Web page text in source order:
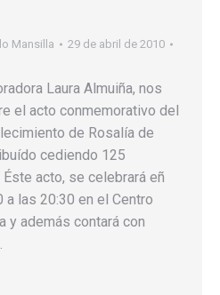
Mansilla
29 de abril de 2010
Laura Almuiña, nos
el acto conmemorativo del
de Rosalía de
cediendo 125
acto, se celebrará eñ
las 20:30 en el Centro
y además contará con